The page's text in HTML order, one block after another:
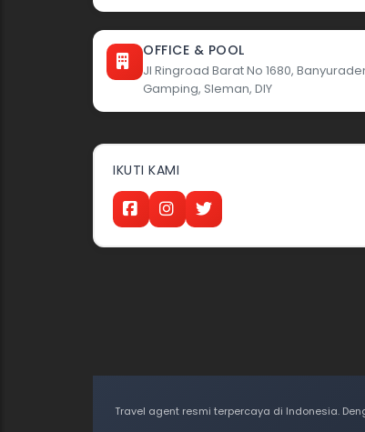
OFFICE & POOL
Jl Ringroad Barat No 1680,
Gamping, Sleman, DIY
IKUTI KAMI
Travel agent resmi terpercaya di Indonesia.